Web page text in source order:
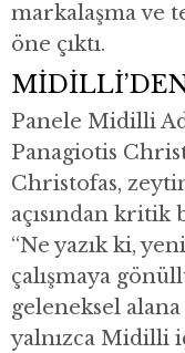
markalaşma ve
öne çıktı.
Panele Midilli
Panagiotis
Christofas,
açısından
“Ne yazık ki,
çalışmaya
geleneksel
yalnızca Midilli